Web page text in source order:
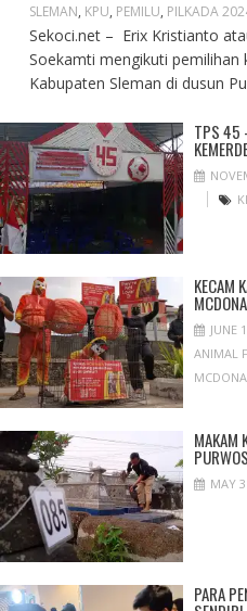
SLEMAN, KPU, PEMILU, PILKADA
Sekoci.net – Erix Kristianto
Soekamti mengikuti pemilihan
Kabupaten Sleman di dusun
TPS 45
KECAM
JUNE
ANIMAL
MAKAM
MAY
PARA